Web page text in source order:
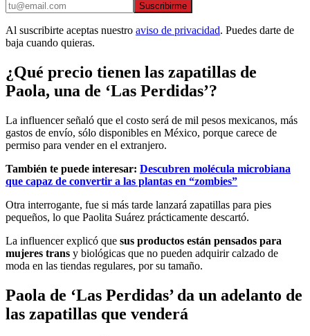
Suscribirme
Al suscribirte aceptas nuestro aviso de privacidad. Puedes darte de
baja cuando quieras.
¿Qué precio tienen las zapatillas de
Paola, una de ‘Las Perdidas’?
La influencer señaló que el costo será de mil pesos mexicanos, más
gastos de envío, sólo disponibles en México, porque carece de
permiso para vender en el extranjero.
También te puede interesar: Descubren molécula microbiana
que capaz de convertir a las plantas en “zombies”
Otra interrogante, fue si más tarde lanzará zapatillas para pies
pequeños, lo que Paolita Suárez prácticamente descartó.
La influencer explicó que sus productos están pensados para
mujeres trans y biológicas que no pueden adquirir calzado de
moda en las tiendas regulares, por su tamaño.
Paola de ‘Las Perdidas’ da un adelanto de
las zapatillas que venderá